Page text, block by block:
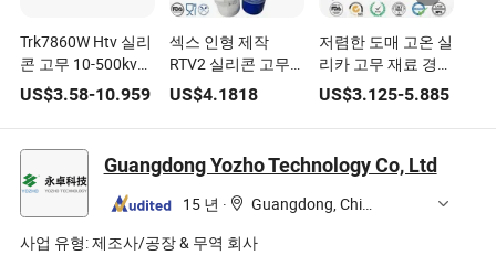
Trk7860W Htv 실리
콘 고무 10-500kv
복합 폴리머 절연체
및 고전압 서지 억제
기 전기 절연 실리콘
원료
US$3.58-10.959
섹스 인형 제작
RTV2 실리콘 고무
재료와 빠른 경화 속
도를 사용한 인공 음
경 생산
US$4.1818
저렴한 도매 고온 실
리카 고무 재료 경도
40 -80 쇼어 a 실리
콘 고무 성형 실리콘
고무
US$3.125-5.885
Guangdong Yozho Technology Co, Ltd
15 년 ·
Guangdong, China
사업 유형:제조사/공장 & 무역 회사